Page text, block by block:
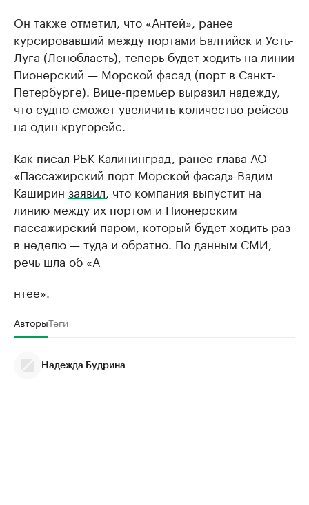
Он также отметил, что «Антей», ранее
курсировавший между портами Балтийск и Усть-
Луга (Ленобласть), теперь будет ходить на линии
Пионерский — Морской фасад (порт в Санкт-
Петербурге). Вице-премьер выразил надежду,
что судно сможет увеличить количество рейсов
на один кругорейс.
Как писал РБК Калининград, ранее глава АО
«Пассажирский порт Морской фасад» Вадим
Каширин заявил , что компания выпустит на
линию между их портом и Пионерским
пассажирский паром, который будет ходить раз
в неделю — туда и обратно. По данным СМИ,
речь шла об «А
нтее».
АвторыТеги
Надежда Будрина